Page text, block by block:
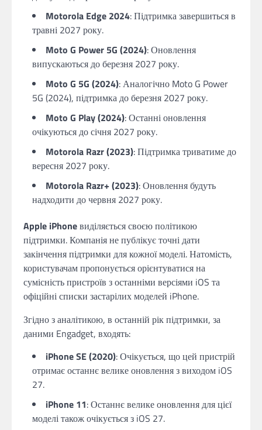
Motorola Edge 2024: Підтримка завершиться в
травні 2027 року.
Moto G Power 5G (2024): Оновлення
випускаються до березня 2027 року.
Moto G 5G (2024): Аналогічно Moto G Power
5G (2024), підтримка до березня 2027 року.
Moto G Play (2024): Останні оновлення
очікуються до січня 2027 року.
Motorola Razr (2023): Підтримка триватиме до
вересня 2027 року.
Motorola Razr+ (2023): Оновлення будуть
надходити до червня 2027 року.
Apple iPhoneвиділяється своєю політикою
підтримки. Компанія не публікує точні дати
закінчення підтримки для кожної моделі. Натомість,
користувачам пропонується орієнтуватися на
сумісність пристроїв з останніми версіями iOS та
офіційні списки застарілих моделей iPhone.
Згідно з аналітикою, в останній рік підтримки, за
даними Engadget, входять:
iPhone SE (2020): Очікується, що цей пристрій
отримає останнє велике оновлення з виходом iOS
27.
iPhone 11: Останнє велике оновлення для цієї
моделі також очікується з iOS 27.